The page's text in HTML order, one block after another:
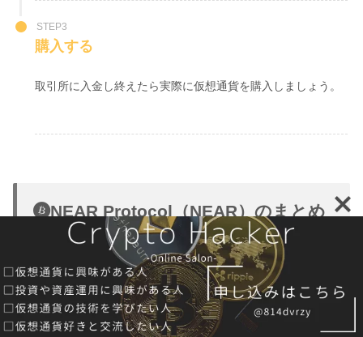
STEP3
購入する
取引所に入金し終えたら実際に仮想通貨を購入しましょう。
NEAR Protocol（NEAR）のまとめ
NEAR Protocol（NEAR）の評価ですが、